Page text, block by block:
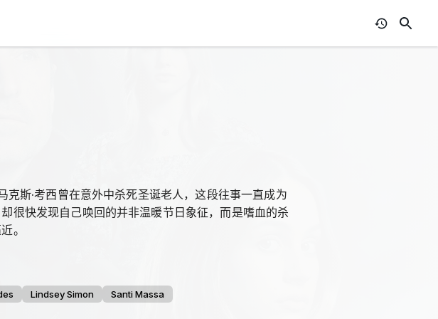
斯·考西曾在意外中杀死圣诞老人，这段往事一直成为
很快发现自己唤回的并非温暖节日象征，而是嗜血的杀
。
Lindsey Simon Santi Massa